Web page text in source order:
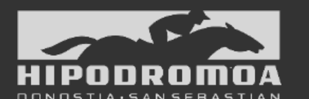
02/08 17:30 Abuztuaren 2a / 2 de
Abuztuaren 9a / 9 de
12/08 12:08 Abuztaren 12a / 12 de